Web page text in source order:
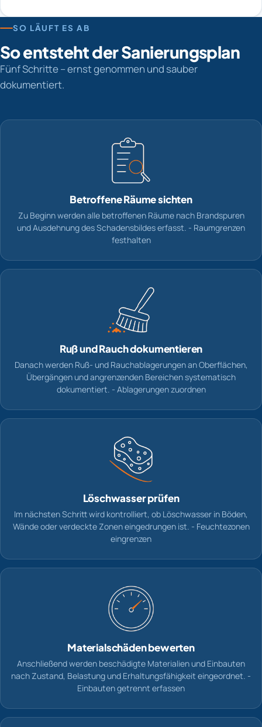
SO LÄUFT ES AB
So entsteht der Sanierungsplan
Fünf Schritte – ernst genommen und sauber
dokumentiert.
Betroffene Räume sichten
Zu Beginn werden alle betroffenen Räume nach Brandspuren
und Ausdehnung des Schadensbildes erfasst. - Raumgrenzen
festhalten
Ruß und Rauch dokumentieren
Danach werden Ruß- und Rauchablagerungen an Oberflächen,
Übergängen und angrenzenden Bereichen systematisch
dokumentiert. - Ablagerungen zuordnen
Löschwasser prüfen
Im nächsten Schritt wird kontrolliert, ob Löschwasser in Böden,
Wände oder verdeckte Zonen eingedrungen ist. - Feuchtezonen
eingrenzen
Materialschäden bewerten
Anschließend werden beschädigte Materialien und Einbauten
nach Zustand, Belastung und Erhaltungsfähigkeit eingeordnet. -
Einbauten getrennt erfassen